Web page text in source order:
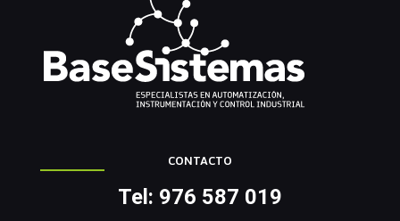
CONTACTO
Tel: 976 587 019